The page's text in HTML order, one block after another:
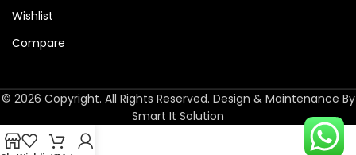
Wishlist
Compare
© 2026 Copyright. All Rights Reserved. Design & Maintenance By
Smart It Solution